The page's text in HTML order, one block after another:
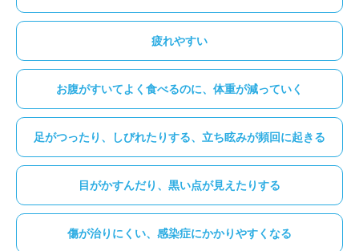
疲れやすい
お腹がすいてよく食べるのに、体重が減っていく
足がつったり、しびれたりする、立ち眩みが頻回に起きる
目がかすんだり、黒い点が見えたりする
傷が治りにくい、感染症にかかりやすくなる